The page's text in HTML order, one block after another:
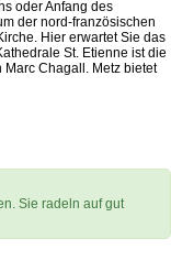
oder Anfang des
der nord-französischen
Hier erwartet Sie das
St. Etienne ist die
Chagall. Metz bietet
Sie radeln auf gut